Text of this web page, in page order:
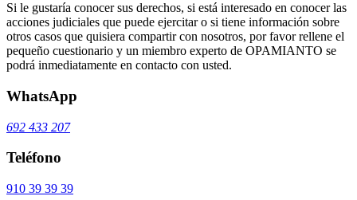
Si le gustaría conocer sus derechos, si está interesado en conocer las
acciones judiciales que puede ejercitar o si tiene información sobre
otros casos que quisiera compartir con nosotros, por favor rellene el
pequeño cuestionario y un miembro experto de OPAMIANTO se
podrá inmediatamente en contacto con usted.
WhatsApp
692 433 207
Teléfono
910 39 39 39